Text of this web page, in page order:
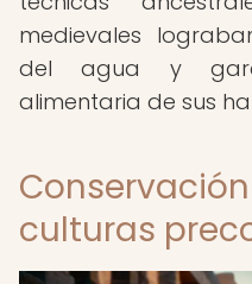
medievales
del agua y
alimentaria de sus
culturas